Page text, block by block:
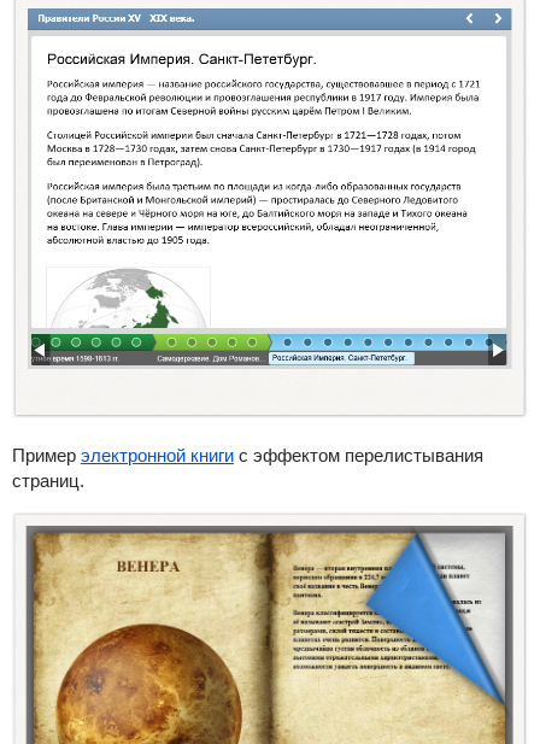
Пример электронной книгис эффектом перелистывания
страниц.